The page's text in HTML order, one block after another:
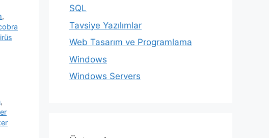
,
,
SQL
Tavsiye Yazılımlar
Web Tasarım ve Programlama
Windows
Windows Servers